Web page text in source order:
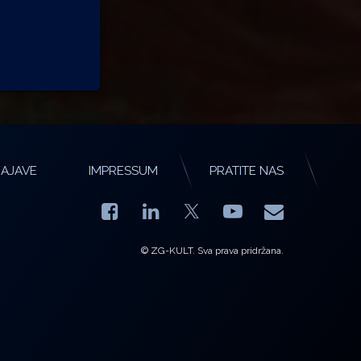
IMPRESSUM PRATITE NAS
Facebook
LinkedIn YouTube
E-mail
© ZG-KULT. Sva prava pridržana.